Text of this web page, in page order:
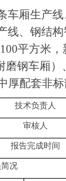
车厢生产线
线、钢结
平方米，
磨钢车厢）
厚配套非标
技术负责人
审核人
报告完成时间
况